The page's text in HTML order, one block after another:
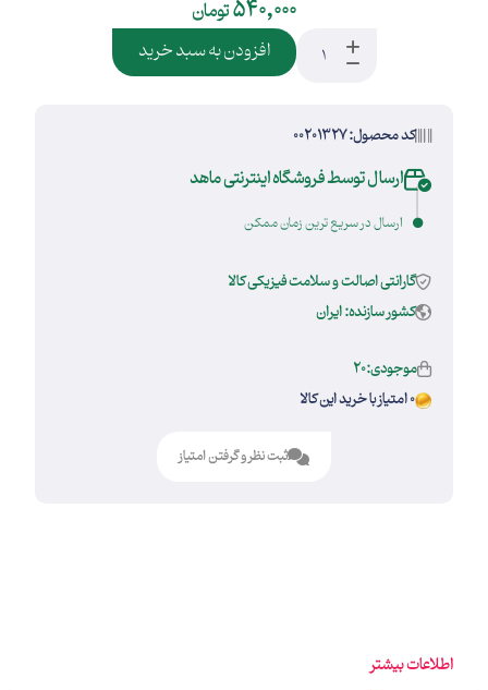
540,000تومان
افزودن به سبد خرید
کد محصول: 00201327
ارسال توسط فروشگاه اینترنتی ماهد
ارسال در سریع ترین زمان ممکن
گارانتی اصالت و سلامت فیزیکی کالا
کشور سازنده: ایران
موجودی:20
0 امتیاز با خرید این کالا
ثبت نظر و گرفتن امتیاز
اطلاعات بیشتر